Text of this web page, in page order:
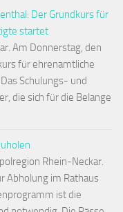
Der Grundkurs für
startet
Am Donnerstag, den
für ehrenamtliche
Schulungs- und
die sich für die Belange
Rhein-Neckar.
Abholung im Rathaus
ist die